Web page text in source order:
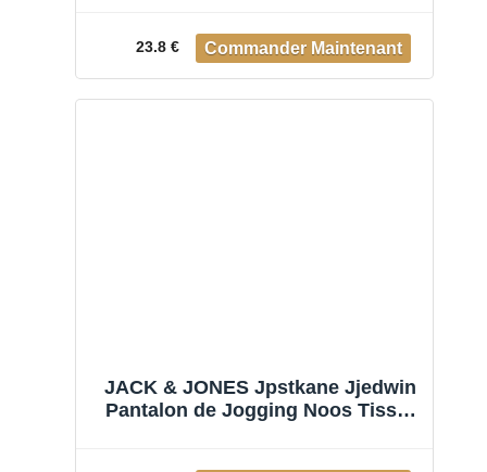
23.8 €
JACK & JONES Jpstkane Jjedwin
Pantalon de Jogging Noos Tissu,